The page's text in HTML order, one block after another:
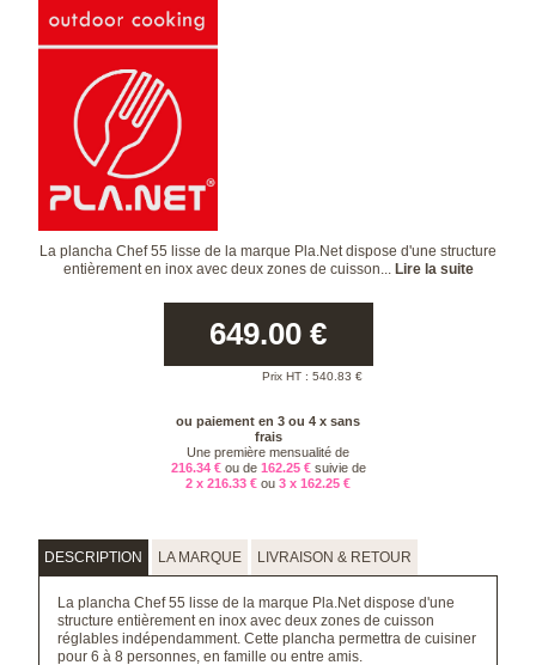
La plancha Chef 55 lisse de la marque Pla.Net dispose d'une structure
entièrement en inox avec deux zones de cuisson... Lire la suite
649.00 €
Prix HT : 540.83 €
ou paiement en 3 ou 4 x sans
frais
Une première mensualité de
216.34 € ou de 162.25 € suivie de
2 x 216.33 € ou 3 x 162.25 €
DESCRIPTION LA MARQUE LIVRAISON & RETOUR
La plancha Chef 55 lisse de la marque Pla.Net dispose d'une
structure entièrement en inox avec deux zones de cuisson
réglables indépendamment. Cette plancha permettra de cuisiner
pour 6 à 8 personnes, en famille ou entre amis.